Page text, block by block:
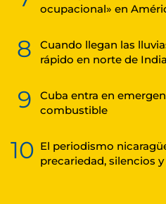
ocupacional» en
8
Cuando llegan las
rápido en norte de India
9
Cuba entra en
combustible
10 El periodismo
precariedad, silencios